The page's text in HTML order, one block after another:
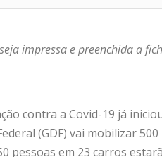
impressa e preenchida a
contra a Covid-19 já
(GDF) vai mobilizar
pessoas em 23 carros